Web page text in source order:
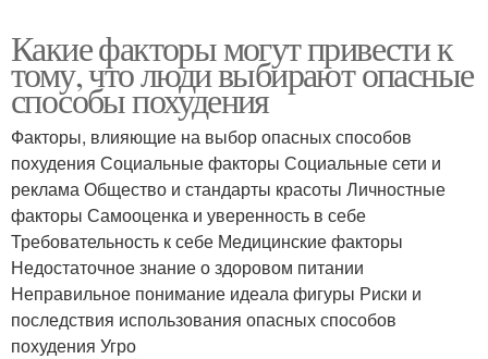
Какие факторы могут привести к
тому, что люди выбирают опасные
способы похудения
Факторы, влияющие на выбор опасных способов
похудения Социальные факторы Социальные сети и
реклама Общество и стандарты красоты Личностные
факторы Самооценка и уверенность в себе
Требовательность к себе Медицинские факторы
Недостаточное знание о здоровом питании
Неправильное понимание идеала фигуры Риски и
последствия использования опасных способов
похудения Угро